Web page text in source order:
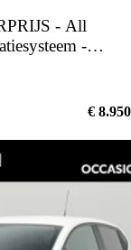
- All
-
€ 8.950